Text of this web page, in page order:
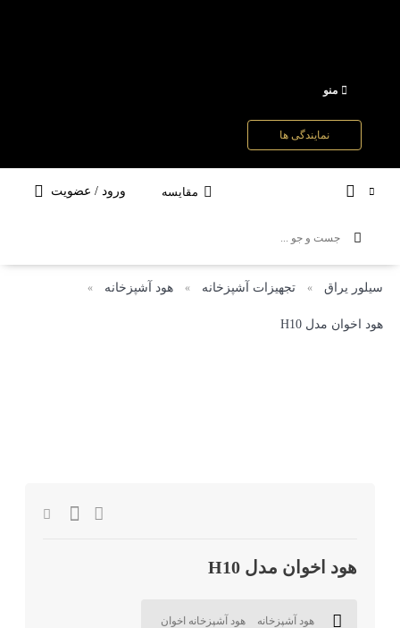
منو
نمایندگی ها
مقایسه ورود / عضویت
سیلور یراق » تجهیزات آشپزخانه » هود آشپزخانه »
هود اخوان مدل H10
هود اخوان مدل H10
هود آشپزخانه هود آشپزخانه اخوان